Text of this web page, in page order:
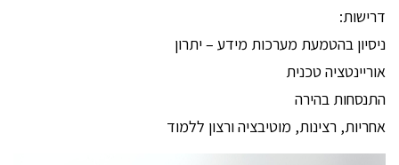
דרישות:
ניסיון בהטמעת מערכות מידע – יתרון
אוריינטציה טכנית
התנסחות בהירה
אחריות, רצינות, מוטיבציה ורצון ללמוד